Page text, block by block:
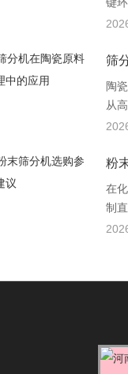
筛
陶
从
粉
在
制